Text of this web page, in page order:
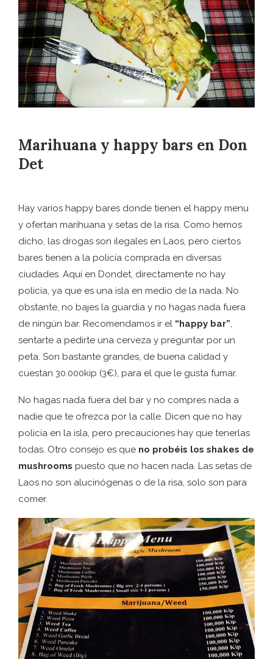
Marihuana y happy bars en Don
Det
Hay varios happy bares donde tienen el happy menu
y ofertan marihuana y setas de la risa. Como hemos
dicho, las drogas son ilegales en Laos, pero ciertos
bares tienen a la policía comprada en diversas
ciudades. Aquí en Dondet, directamente no hay
policía, ya que es una isla en medio de la nada. No
obstante, no bajes la guardia y no hagas nada fuera
de ningún bar. Recomendamos ir el “happy bar”,
sentarte a pedirte una cerveza y preguntar por un
peta. Son bastante grandes, de buena calidad y
cuestan 30.000kip (3€), para el que le gusta fumar.
No hagas nada fuera del bar y no compres nada a
nadie que te ofrezca por la calle. Dicen que no hay
policía en la isla, pero precauciones hay que tenerlas
todas. Otro consejo es que no probéis los shakes de
mushrooms puesto que no hacen nada. Las setas de
Laos no son alucinógenas o de la risa, solo son para
comer.